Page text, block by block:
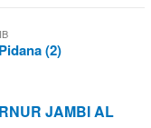
(2)
JAMBI AL